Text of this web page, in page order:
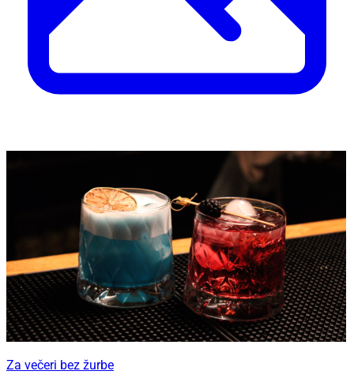
Za večeri bez žurbe